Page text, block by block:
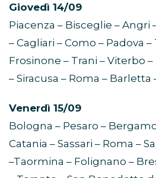
Giovedì 14/09
Piacenza – Bisceglie – Angri
– Cagliari – Como – Padova
Frosinone – Trani – Viterbo
– Siracusa – Roma – Barletta
Venerdì 15/09
Bologna – Pesaro –
Catania – Sassari – Roma –
–Taormina – Folignano –